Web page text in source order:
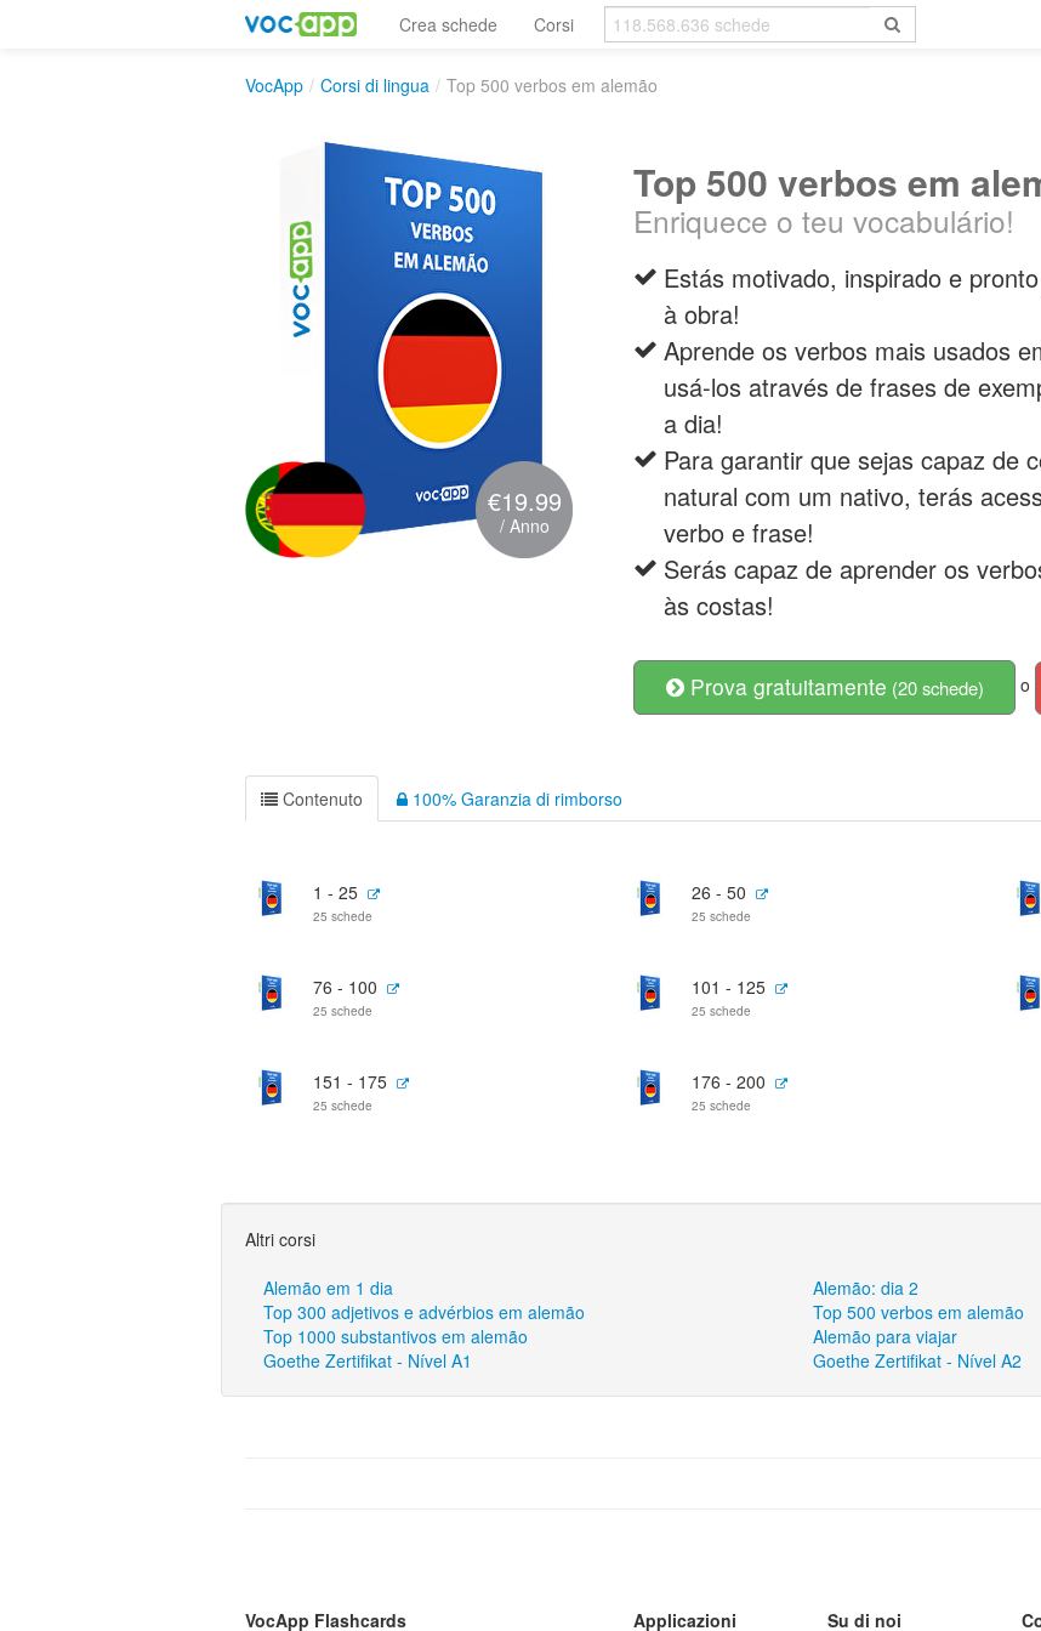
Crea schede Corsi
VocApp / Corsi di lingua / Top 500 verbos em alemão
€19.99
/ Anno
Top 500 verbos em
Enriquece o teu vocabulário!
Estás motivado, inspirado e
à obra!
Aprende os verbos mais usados
usá-los através de frases de
a dia!
Para garantir que sejas capaz de
natural com um nativo, terás
verbo e frase!
Serás capaz de aprender os
às costas!
Prova gratuitamente (20 schede) o
Contenuto 100% Garanzia di rimborso
1 - 25
25 schede
26 - 50
25 schede
76 - 100
25 schede
101 - 125
25 schede
151 - 175
25 schede
176 - 200
25 schede
Altri corsi
Alemão em 1 dia
Alemão: dia 2
Top 300 adjetivos e advérbios em alemão
Top 500 verbos em alemão
Top 1000 substantivos em alemão
Alemão para viajar
Goethe Zertifikat - Nível A1
Goethe Zertifikat - Nível A2
VocApp Flashcards Applicazioni Su di noi